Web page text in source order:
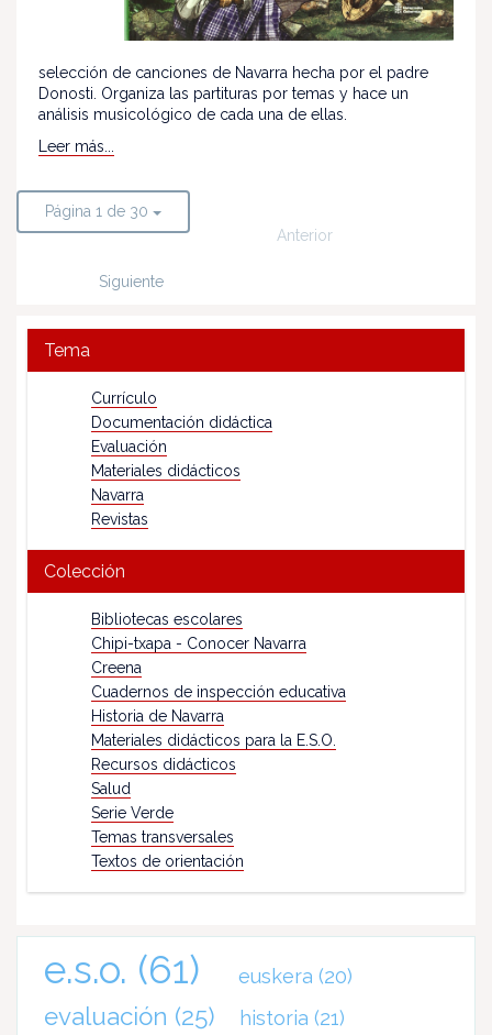
selección de canciones de Navarra hecha por el padre
Donosti. Organiza las partituras por temas y hace un
análisis musicológico de cada una de ellas.
Leer más...
Página 1 de 30
Anterior
Siguiente
Tema
Currículo
Documentación didáctica
Evaluación
Materiales didácticos
Navarra
Revistas
Colección
Bibliotecas escolares
Chipi-txapa - Conocer Navarra
Creena
Cuadernos de inspección educativa
Historia de Navarra
Materiales didácticos para la E.S.O.
Recursos didácticos
Salud
Serie Verde
Temas transversales
Textos de orientación
e.s.o. (61) euskera (20)
evaluación (25) historia (21)